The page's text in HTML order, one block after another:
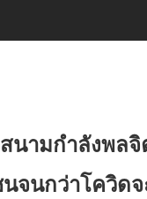
นามกำลังพลจิ
นจนกว่าโควิด